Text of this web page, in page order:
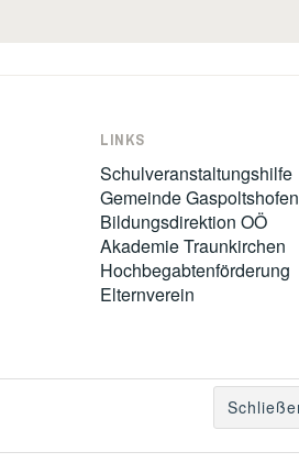
LINKS
Schulveranstaltungshilfe
Gemeinde Gaspoltshofen
Bildungsdirektion OÖ
Akademie Traunkirchen
Hochbegabtenförderung
Elternverein